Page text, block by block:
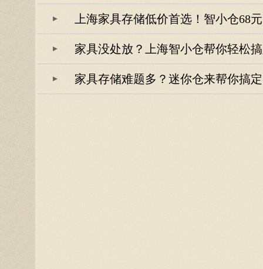
上海家具存储低价首选！智小仓68
家具没处放？上海智小仓帮你轻松
家具存储难题多？迷你仓来帮你搞定